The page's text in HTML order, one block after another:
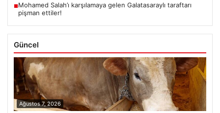
■Mohamed Salah’ı karşılamaya gelen Galatasaraylı taraftarı
pişman ettiler!
Güncel
Ağustos 7, 2026